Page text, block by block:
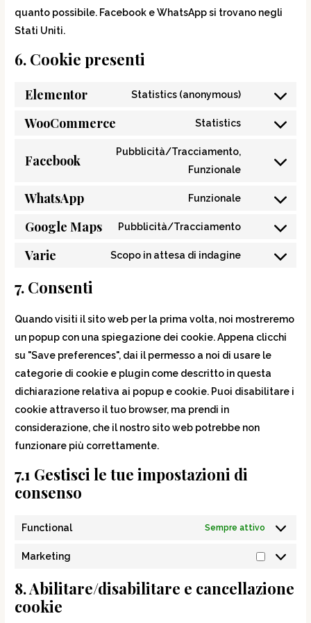
quanto possibile. Facebook e WhatsApp si trovano negli
Stati Uniti.
6. Cookie presenti
Elementor Statistics (anonymous)
WooCommerce Statistics
Facebook
Pubblicità/Tracciamento,
Funzionale
WhatsApp Funzionale
Google Maps Pubblicità/Tracciamento
Varie Scopo in attesa di indagine
7. Consenti
Quando visiti il sito web per la prima volta, noi mostreremo
un popup con una spiegazione dei cookie. Appena clicchi
su "Save preferences", dai il permesso a noi di usare le
categorie di cookie e plugin come descritto in questa
dichiarazione relativa ai popup e cookie. Puoi disabilitare i
cookie attraverso il tuo browser, ma prendi in
considerazione, che il nostro sito web potrebbe non
funzionare più correttamente.
7.1 Gestisci le tue impostazioni di
consenso
Functional Sempre attivo
Marketing
8. Abilitare/disabilitare e cancellazione
cookie